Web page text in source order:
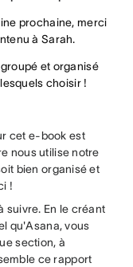
prochaine, merci
à Sarah.
et organisé
choisir !
cet e-book est
nous utilise notre
bien organisé et
!
suivre. En le créant
qu'Asana, vous
section, à
ce rapport